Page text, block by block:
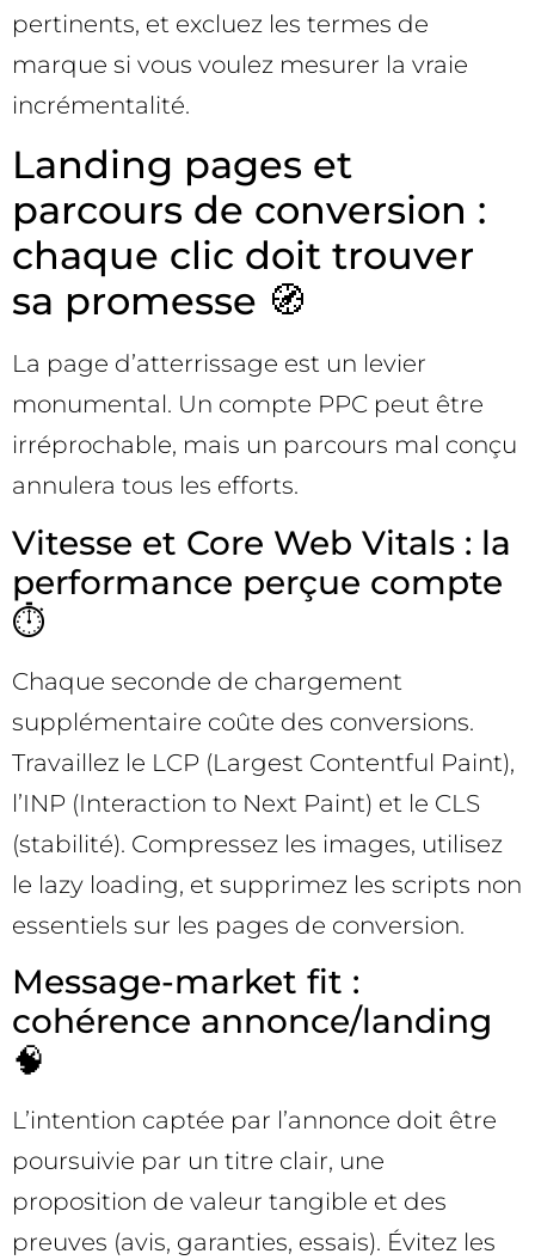
pertinents, et excluez les termes de
marque si vous voulez mesurer la vraie
incrémentalité.
Landing pages et
parcours de conversion :
chaque clic doit trouver
sa promesse 🧭
La page d’atterrissage est un levier
monumental. Un compte PPC peut être
irréprochable, mais un parcours mal conçu
annulera tous les efforts.
Vitesse et Core Web Vitals : la
performance perçue compte
⏱️
Chaque seconde de chargement
supplémentaire coûte des conversions.
Travaillez le LCP (Largest Contentful Paint),
l’INP (Interaction to Next Paint) et le CLS
(stabilité). Compressez les images, utilisez
le lazy loading, et supprimez les scripts non
essentiels sur les pages de conversion.
Message-market fit :
cohérence annonce/landing
🧠
L’intention captée par l’annonce doit être
poursuivie par un titre clair, une
proposition de valeur tangible et des
preuves (avis, garanties, essais). Évitez les